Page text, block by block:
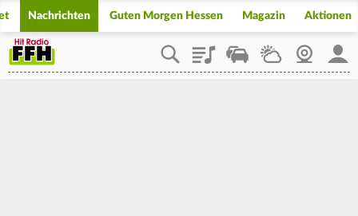
Nachrichten Guten Morgen Hessen Magazin Aktionen
PlaylistStaupilotWetterWebcam